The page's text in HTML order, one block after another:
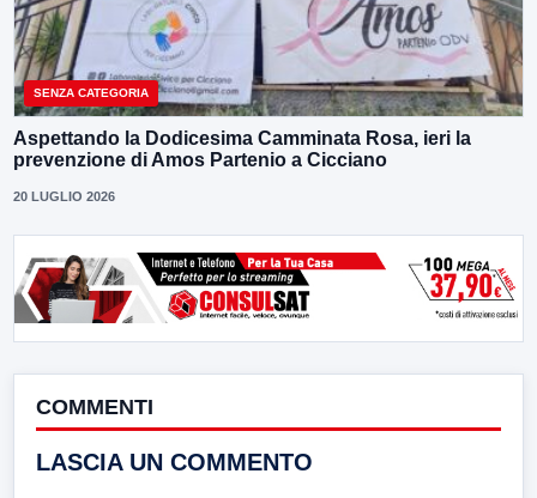
SENZA CATEGORIA
Aspettando la Dodicesima Camminata Rosa, ieri la
prevenzione di Amos Partenio a Cicciano
20 LUGLIO 2026
COMMENTI
LASCIA UN COMMENTO